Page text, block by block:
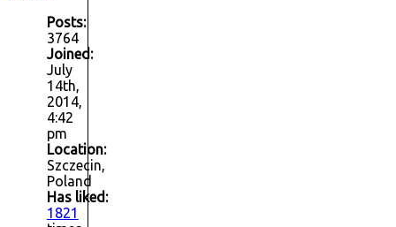
Posts:
3764
Joined:
July
14th,
2014,
4:42
pm
Location:
Szczecin,
Poland
Has liked:
1821